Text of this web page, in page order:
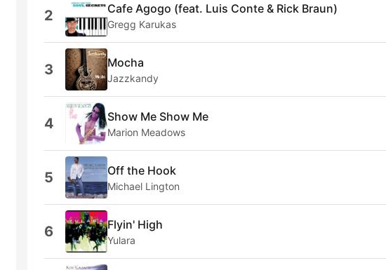
2 Cafe Agogo (feat. Luis Conte & Rick Braun)
Gregg Karukas
3 Mocha
Jazzkandy
4 Show Me Show Me
Marion Meadows
5 Off the Hook
Michael Lington
6 Flyin' High
Yulara